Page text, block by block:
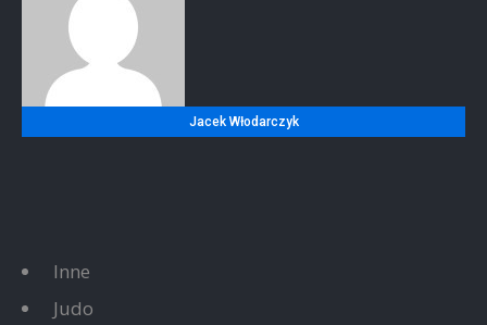
Jacek Włodarczyk
Inne
Judo